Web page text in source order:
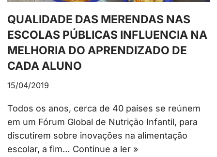
QUALIDADE DAS MERENDAS NAS
ESCOLAS PÚBLICAS INFLUENCIA NA
MELHORIA DO APRENDIZADO DE
CADA ALUNO
15/04/2019
Todos os anos, cerca de 40 países se reúnem
em um Fórum Global de Nutrição Infantil, para
discutirem sobre inovações na alimentação
escolar, a fim… Continue a ler »